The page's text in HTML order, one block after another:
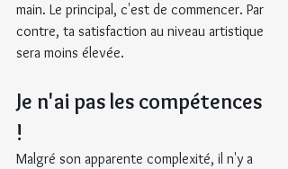
main. Le principal, c'est de commencer. Par
contre, ta satisfaction au niveau artistique
sera moins élevée.
Je n'ai pas les compétences
!
Malgré son apparente complexité, il n'y a